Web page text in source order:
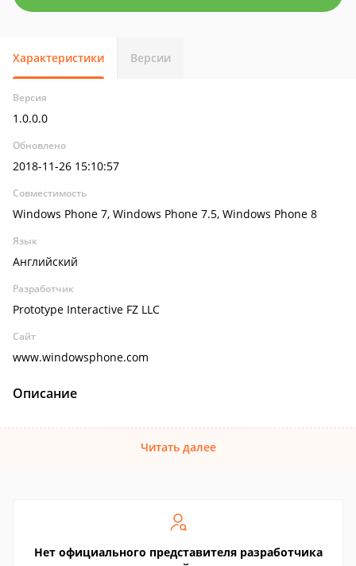
Характеристики Версии
Версия
1.0.0.0
Обновлено
2018-11-26 15:10:57
Совместимость
Windows Phone 7, Windows Phone 7.5, Windows Phone 8
Язык
Английский
Разработчик
Prototype Interactive FZ LLC
Сайт
www.windowsphone.com
Описание
Читать далее
Нет официального представителя разработчика